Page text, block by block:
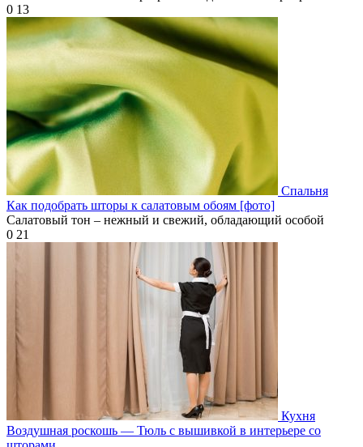
0 13
Спальня
Как подобрать шторы к салатовым обоям [фото]
Салатовый тон – нежный и свежий, обладающий особой
0 21
Кухня
Воздушная роскошь — Тюль с вышивкой в интерьере со